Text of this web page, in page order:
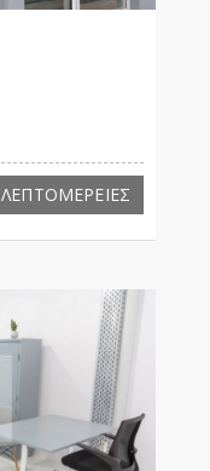
ΛΕΠΤΟΜΕΡΕΙΕΣ